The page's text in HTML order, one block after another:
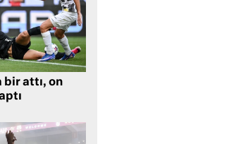
bir attı, on